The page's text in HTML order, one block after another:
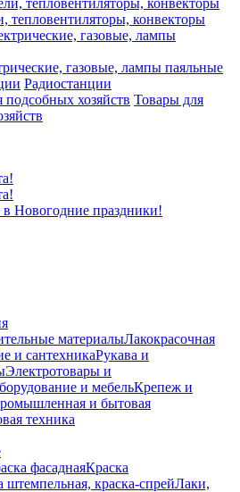
тепловентиляторы, конвекторы
газовые, лампы паяльные
Радиостанции
Товары для
Новогодние праздники!
материалыЛакокрасочная
и сантехникаРукава и
Электротовары и
и мебельКрепеж и
и бытовая
техника
фасаднаяКраска
штемпельная, краска-спрейЛаки,